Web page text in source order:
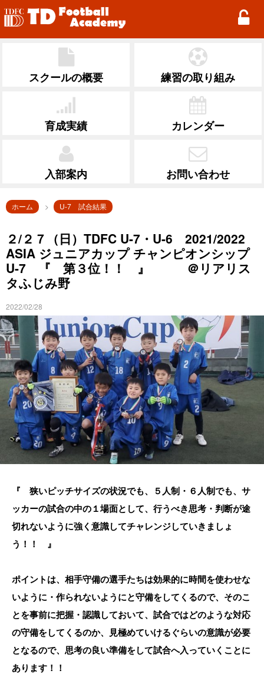
スクールの概要 練習の取り組み
育成実績 カレンダー
入部案内 お問い合わせ
ホーム U-7 試合結果
２/２７（日）TDFC U-7・U-6 2021/2022
ASIA ジュニアカップ チャンピオンシップ
U-7 『 第３位！！ 』 ＠リアリス
タふじみ野
2022/02/28
『 狭いピッチサイズの状況でも、５人制・６人制でも、サ
ッカーの試合の中の１場面として、行うべき思考・判断が途
切れないように強く意識してチャレンジしていきましょ
う！！ 』
ポイントは、相手守備の選手たちは効果的に時間を使わせな
いように・作られないようにと守備をしてくるので、そのこ
とを事前に把握・認識しておいて、試合ではどのような対応
の守備をしてくるのか、見極めていけるぐらいの意識が必要
となるので、思考の良い準備をして試合へ入っていくことに
あります！！